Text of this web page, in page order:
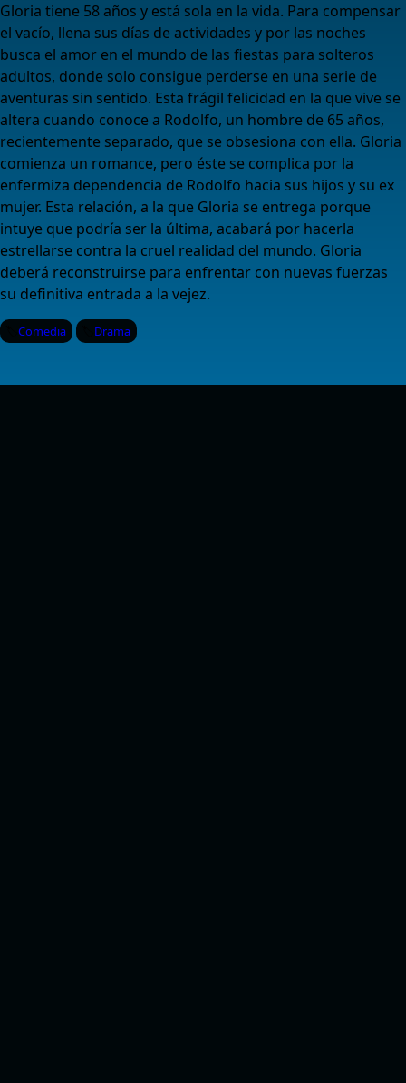
Gloria tiene 58 años y está sola en la vida. Para compensar
el vacío, llena sus días de actividades y por las noches
busca el amor en el mundo de las fiestas para solteros
adultos, donde solo consigue perderse en una serie de
aventuras sin sentido. Esta frágil felicidad en la que vive se
altera cuando conoce a Rodolfo, un hombre de 65 años,
recientemente separado, que se obsesiona con ella. Gloria
comienza un romance, pero éste se complica por la
enfermiza dependencia de Rodolfo hacia sus hijos y su ex
mujer. Esta relación, a la que Gloria se entrega porque
intuye que podría ser la última, acabará por hacerla
estrellarse contra la cruel realidad del mundo. Gloria
deberá reconstruirse para enfrentar con nuevas fuerzas
su definitiva entrada a la vejez.
Comedia Drama